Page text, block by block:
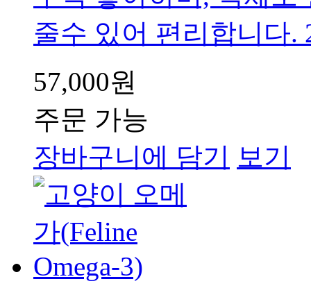
줄수 있어 편리합니다.
57,000원
주문 가능
장바구니에 담기 보기